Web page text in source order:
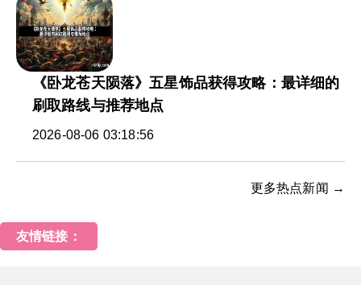
《卧龙苍天陨落》五星饰品获得攻略：最详细的
刷取路线与推荐地点
2026-08-06 03:18:56
更多热点新闻 →
友情链接：